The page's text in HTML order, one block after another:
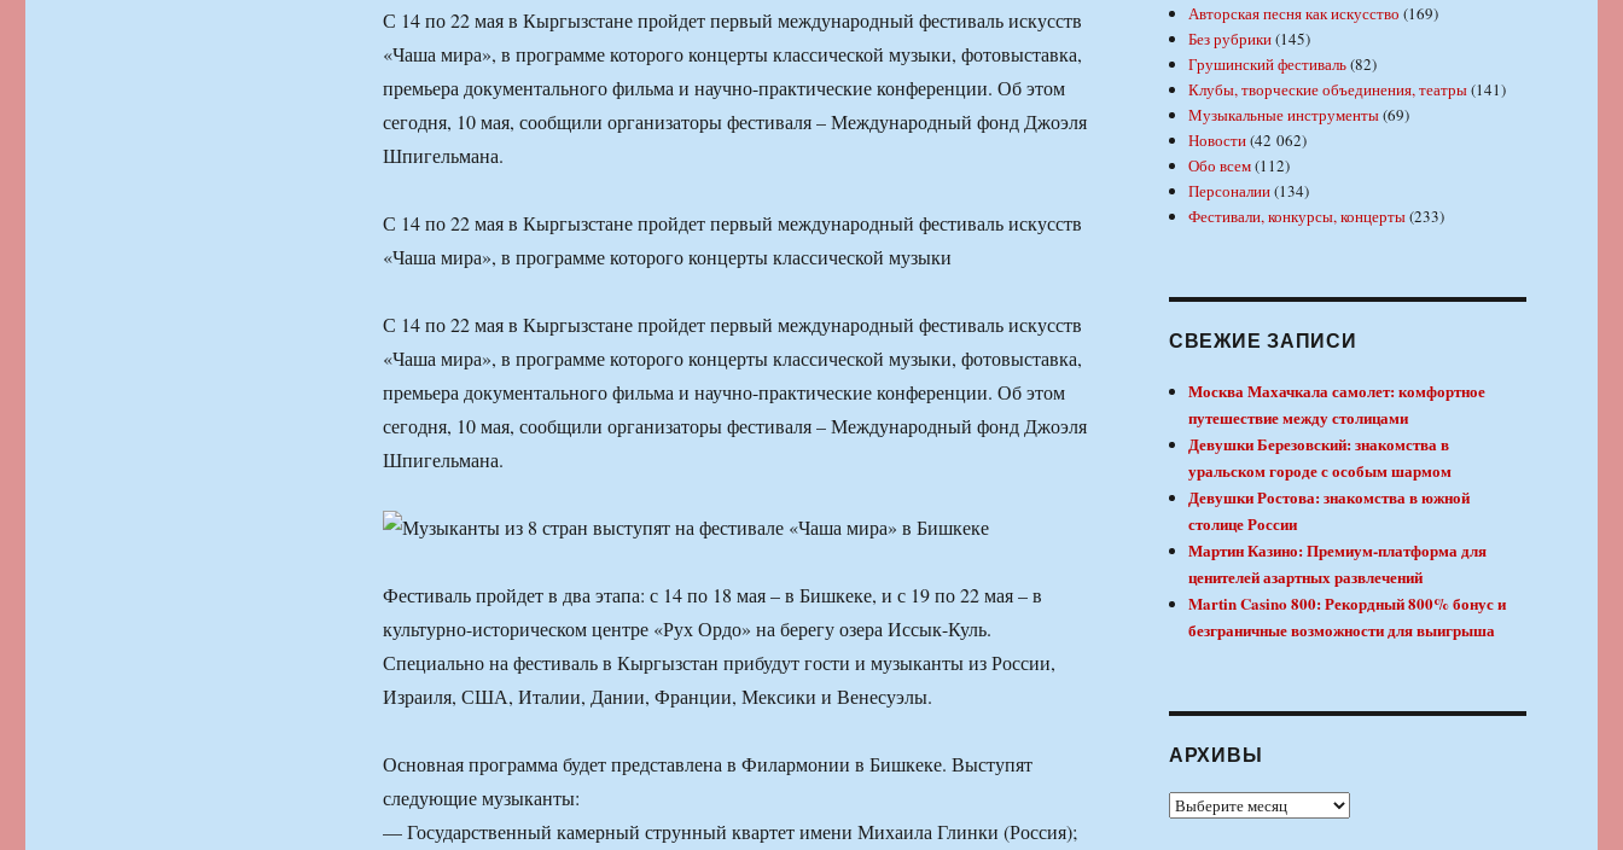
С 14 по 22 мая в Кыргызстане пройдет первый международный фестиваль искусств
«Чаша мира», в программе которого концерты классической музыки, фотовыставка,
премьера документального фильма и научно-практические конференции. Об этом
сегодня, 10 мая, сообщили организаторы фестиваля – Международный фонд Джоэля
Шпигельмана.
С 14 по 22 мая в Кыргызстане пройдет первый международный фестиваль искусств
«Чаша мира», в программе которого концерты классической музыки
С 14 по 22 мая в Кыргызстане пройдет первый международный фестиваль искусств
«Чаша мира», в программе которого концерты классической музыки, фотовыставка,
премьера документального фильма и научно-практические конференции. Об этом
сегодня, 10 мая, сообщили организаторы фестиваля – Международный фонд Джоэля
Шпигельмана.
Фестиваль пройдет в два этапа: с 14 по 18 мая – в Бишкеке, и с 19 по 22 мая – в
культурно-историческом центре «Рух Ордо» на берегу озера Иссык-Куль.
Специально на фестиваль в Кыргызстан прибудут гости и музыканты из России,
Израиля, США, Италии, Дании, Франции, Мексики и Венесуэлы.
Основная программа будет представлена в Филармонии в Бишкеке. Выступят
следующие музыканты:
— Государственный камерный струнный квартет имени Михаила Глинки (Россия);
Авторская песня как искусство (169)
Без рубрики(145)
Грушинский фестиваль(82)
Клубы, творческие объединения, театры(141)
Музыкальные инструменты(69)
Новости(42 062)
Обо всем(112)
Персоналии(134)
Фестивали, конкурсы, концерты(233)
СВЕЖИЕ ЗАПИСИ
Москва Махачкала самолет: комфортное
путешествие между столицами
Девушки Березовский: знакомства в
уральском городе с особым шармом
Девушки Ростова: знакомства в южной
столице России
Мартин Казино: Премиум-платформа для
ценителей азартных развлечений
Martin Casino 800: Рекордный 800% бонус и
безграничные возможности для выигрыша
АРХИВЫ
Архивы